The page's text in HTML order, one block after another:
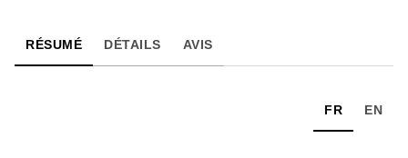
RÉSUMÉ DÉTAILS AVIS
FR EN